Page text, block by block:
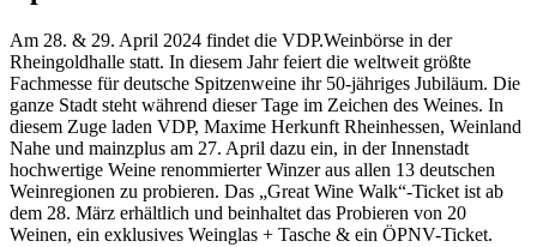
Am 28. & 29. April 2024 findet die VDP.Weinbörse in der
Rheingoldhalle statt. In diesem Jahr feiert die weltweit größte
Fachmesse für deutsche Spitzenweine ihr 50-jähriges Jubiläum. Die
ganze Stadt steht während dieser Tage im Zeichen des Weines. In
diesem Zuge laden VDP, Maxime Herkunft Rheinhessen, Weinland
Nahe und mainzplus am 27. April dazu ein, in der Innenstadt
hochwertige Weine renommierter Winzer aus allen 13 deutschen
Weinregionen zu probieren. Das „Great Wine Walk“-Ticket ist ab
dem 28. März erhältlich und beinhaltet das Probieren von 20
Weinen, ein exklusives Weinglas + Tasche & ein ÖPNV-Ticket.